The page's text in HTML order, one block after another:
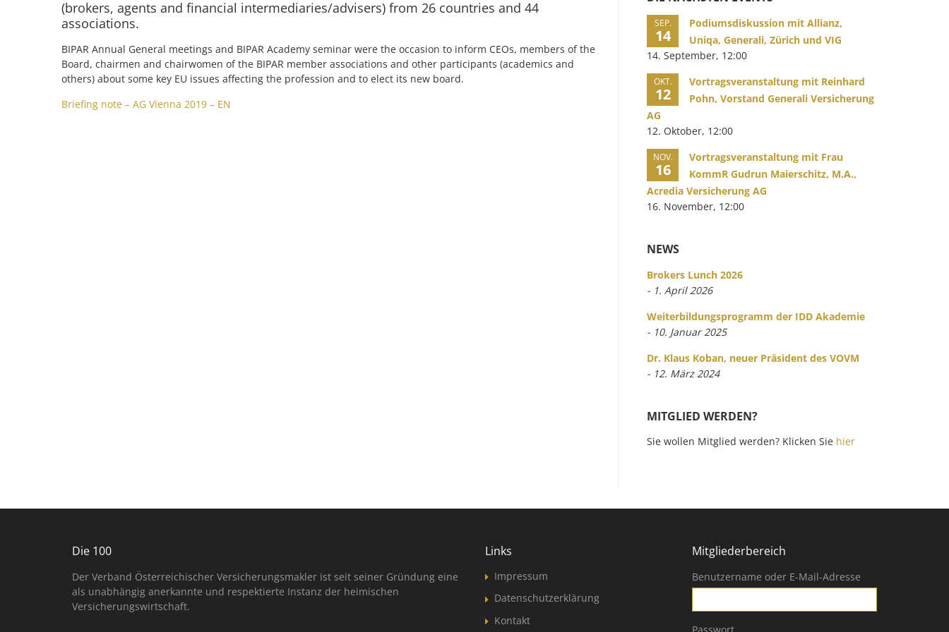
(brokers, agents and financial intermediaries/advisers) from 26 countries and 44
associations.
BIPAR Annual General meetings and BIPAR Academy seminar were the occasion to inform CEOs, members of the
Board, chairmen and chairwomen of the BIPAR member associations and other participants (academics and
others) about some key EU issues affecting the profession and to elect its new board.
Briefing note – AG Vienna 2019 – EN
SEP.
14
Podiumsdiskussion mit Allianz,
Uniqa, Generali, Zürich und VIG
14. September, 12:00
OKT.
12
Vortragsveranstaltung mit Reinhard
Pohn, Vorstand Generali Versicherung
AG
12. Oktober, 12:00
NOV.
16
Vortragsveranstaltung mit Frau
KommR Gudrun Maierschitz, M.A.,
Acredia Versicherung AG
16. November, 12:00
NEWS
Brokers Lunch 2026
- 1. April 2026
Weiterbildungsprogramm der IDD Akademie
- 10. Januar 2025
Dr. Klaus Koban, neuer Präsident des VOVM
- 12. März 2024
MITGLIED WERDEN?
Sie wollen Mitglied werden? Klicken Sie hier
Die 100
Der Verband Österreichischer Versicherungsmakler ist seit seiner Gründung eine
als unabhängig anerkannte und respektierte Instanz der heimischen
Versicherungswirtschaft.
Links
Impressum
Datenschutzerklärung
Kontakt
Mitgliederbereich
Benutzername oder E-Mail-Adresse